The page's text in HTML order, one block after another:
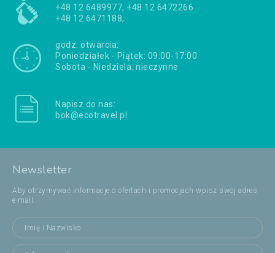
+48 12 6489977, +48 12 6472266
+48 12 6471188,
godz. otwarcia:
Poniedziałek - Piątek: 09:00-17:00
Sobota - Niedziela: nieczynne
Napisz do nas:
bok@ecotravel.pl
Newsletter
Aby otrzymywać informacje o ofertach i promocjach wpisz swój adres
e-mail: